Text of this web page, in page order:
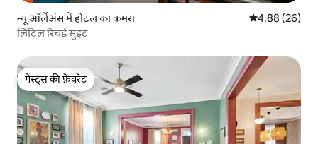
न्यू ऑर्लेअंस में होटल का कमरा औसत रेटिंग 5 में
4.88 (26)
लिटिल रिचर्ड सुइट
गेस्ट्स की फ़ेवरेट
गेस्ट्स की फ़ेवरेट